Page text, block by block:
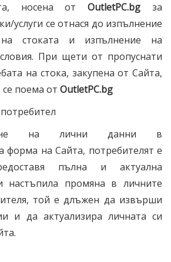
носена отOutletPC.bg за
услуги се отнася до изпълнение
стоката и изпълнение на
При щети от пропуснати
на стока, закупена от Сайта,
поема от OutletPC.bg
на лични данни в
форма на Сайта, потребителят е
пълна и актуална
настъпила промяна в личните
той е длъжен да извърши
и да актуализира личната си